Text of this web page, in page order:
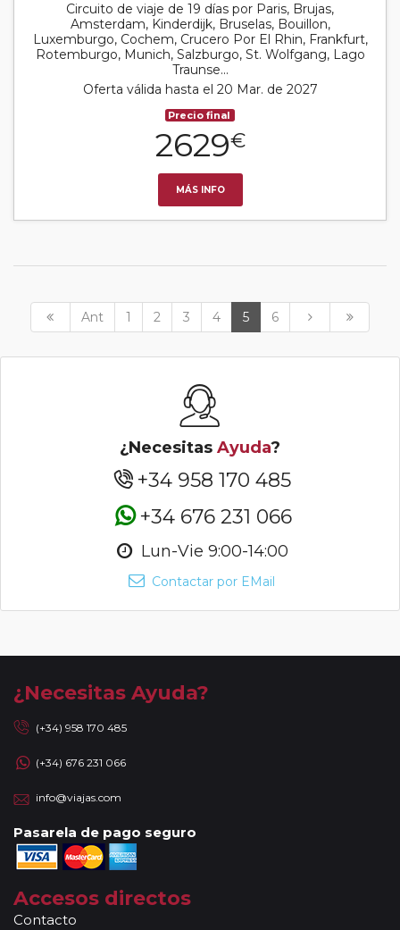
Circuito de viaje de 19 días por Paris, Brujas,
Amsterdam, Kinderdijk, Bruselas, Bouillon,
Luxemburgo, Cochem, Crucero Por El Rhin, Frankfurt,
Rotemburgo, Munich, Salzburgo, St. Wolfgang, Lago
Traunse...
Oferta válida hasta el 20 Mar. de 2027
Precio final
2629€
MÁS INFO
Ant 1 2 3 4 5 6
¿Necesitas Ayuda?
+34 958 170 485
+34 676 231 066
Lun-Vie 9:00-14:00
Contactar por EMail
¿Necesitas Ayuda?
(+34) 958 170 485
(+34) 676 231 066
info@viajas.com
Pasarela de pago seguro
Accesos directos
Contacto